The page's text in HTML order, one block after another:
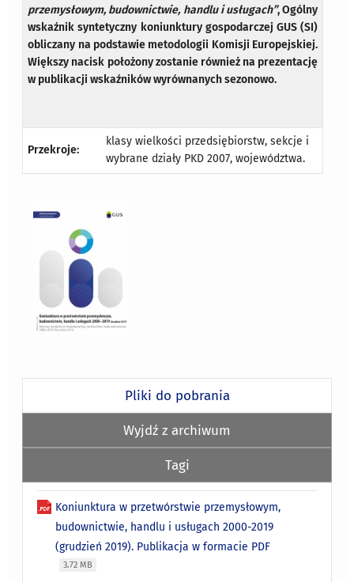
przemysłowym, budownictwie, handlu i usługach”, Ogólny
wskaźnik syntetyczny koniunktury gospodarczej GUS (SI)
obliczany na podstawie metodologii Komisji Europejskiej.
Większy nacisk położony zostanie również na prezentację
w publikacji wskaźników wyrównanych sezonowo.
Przekroje:
klasy wielkości przedsiębiorstw, sekcje i
wybrane działy PKD 2007, województwa.
Pliki do pobrania
Wyjdź z archiwum
Tagi
Koniunktura w przetwórstwie przemysłowym,
budownictwie, handlu i usługach 2000-2019
(grudzień 2019). Publikacja w formacie PDF
3.72 MB